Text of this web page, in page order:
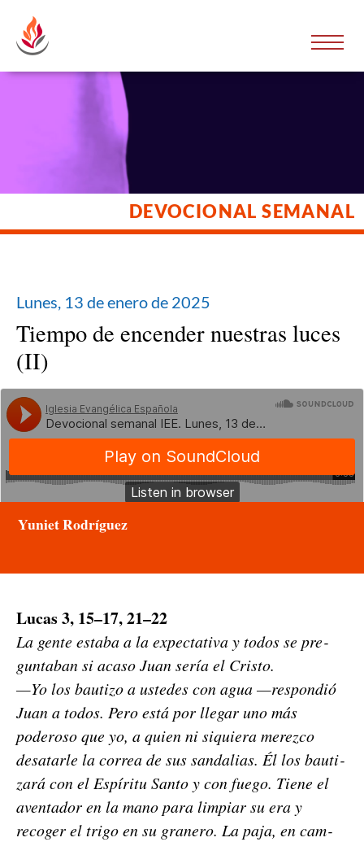
DEVOCIONAL SEMANAL
Lunes, 13 de enero de 2025
Tiem­po de encen­der nues­tras luces
(II)
Yuniet Rodríguez
Lucas 3, 15–17, 21–22
La gente esta­ba a la expec­ta­ti­va y todos se pre­
gunt­a­ban si aca­so Juan sería el Cristo.
—Yo los bau­ti­zo a ust­edes con agua —respondió
Juan a todos. Pero está por lle­gar uno más
poderoso que yo, a quien ni siquiera merez­co
desa­tar­le la cor­rea de sus san­dalias. Él los bau­ti­
zará con el Espíritu San­to y con fuego. Tiene el
aven­ta­dor en la mano para limpiar su era y
recoger el tri­go en su granero. La paja, en cam­